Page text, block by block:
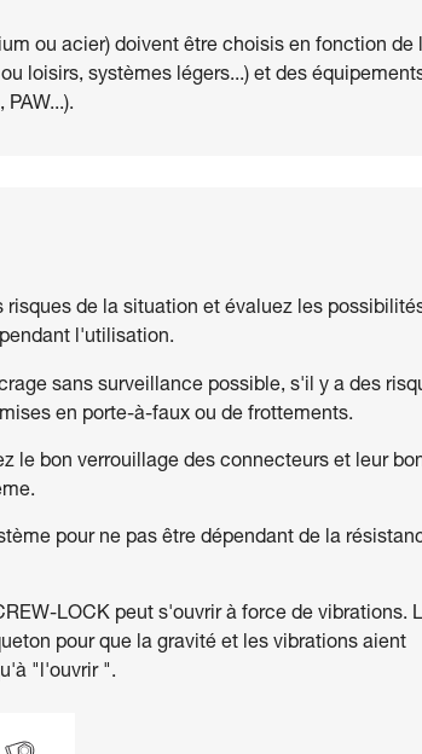
ou acier) doivent être choisis en fonction de
loisirs, systèmes légers...) et des
de la situation et évaluez les
l'utilisation.
sans surveillance possible, s'il y a des
en porte-à-faux ou de frottements.
le bon verrouillage des connecteurs et leur
pour ne pas être dépendant de la
LOCK peut s'ouvrir à force de vibrations.
pour que la gravité et les vibrations aient
"l'ouvrir ".